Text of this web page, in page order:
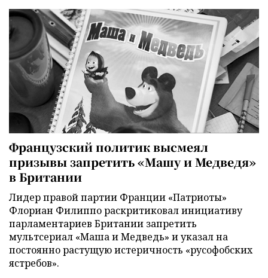
Французский политик высмеял
призывы запретить «Машу и Медведя»
в Британии
Лидер правой партии Франции «Патриоты»
Флориан Филиппо раскритиковал инициативу
парламентариев Британии запретить
мультсериал «Маша и Медведь» и указал на
постоянно растущую истеричность «русофобских
ястребов».